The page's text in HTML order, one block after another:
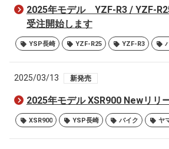
2025年モデル YZF-R3 / YZF-
受注開始します
YSP長崎 YZF-R25 YZF-R3
2025/03/13 新発売
2025年モデル XSR900 Newリリ
XSR900 YSP長崎 バイク ヤ